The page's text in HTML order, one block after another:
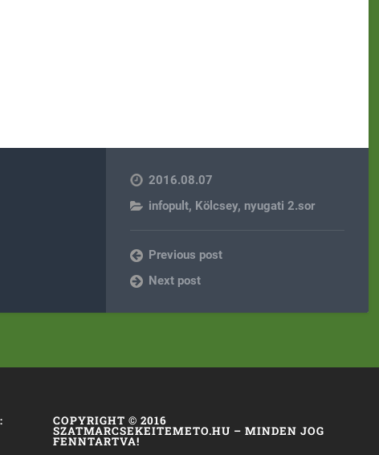
2016.08.07
infopult, Kölcsey, nyugati 2.sor
Previous post
Next post
COPYRIGHT © 2016
SZATMARCSEKEITEMETO.HU – MINDEN JOG
FENNTARTVA!